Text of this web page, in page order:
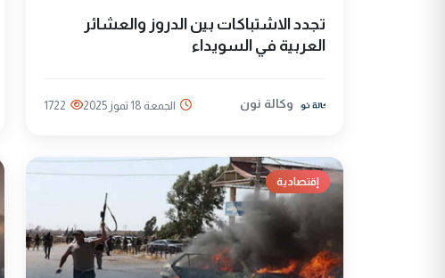
تجدد الاشتباكات بين الدروز والعشائر
العربية في السويداء
وكالة نون الجمعة 18 تموز 2025 1722
إقتصادية